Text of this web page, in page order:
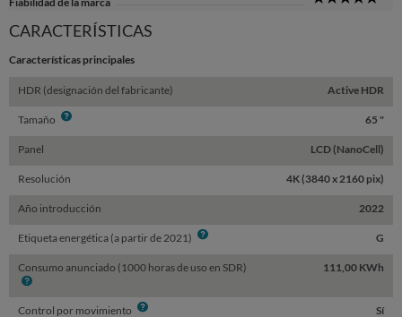
CARACTERÍSTICAS
Características principales
HDR (designación del fabricante) Active HDR
Tamaño Info 65 "
Panel LCD (NanoCell)
Resolución 4K (3840 x 2160 pix)
Año introducción 2022
Etiqueta energética (a partir de 2021) Info G
Consumo anunciado (1000 horas de uso en SDR)
Info
111,00 KWh
Control por movimiento Info Sí